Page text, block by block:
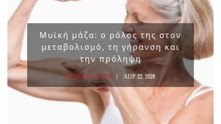
Μυϊκή μάζα: ο ρόλος της στον
μεταβολισμό, τη γήρανση και
την πρόληψη
ΥΓΕΙΑ ΚΑΙ ΕΥΕΞΙΑ ΑΠΡ 22, 2026